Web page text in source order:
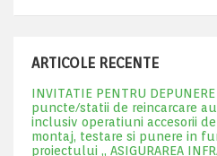
ARTICOLE RECENTE
INVITATIE PENTRU
puncte/statii de reincarcare
inclusiv operatiuni accesorii
montaj, testare si punere in
proiectului „ ASIGURAREA